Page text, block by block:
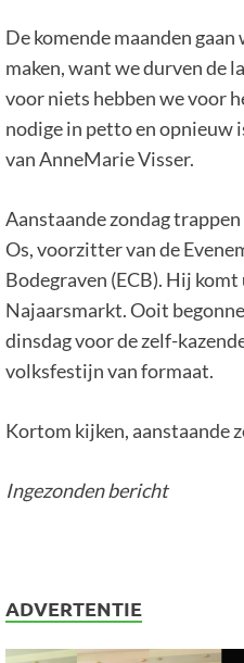
De komende maanden
maken, want we durven de
voor niets hebben we voor
nodige in petto en opnieuw
van AnneMarie Visser.
Aanstaande zondag
Os, voorzitter van de
Bodegraven (ECB). Hij
Najaarsmarkt. Ooit
dinsdag voor de zelf-
volksfestijn van formaat.
Kortom kijken, aanstaande
Ingezonden bericht
ADVERTENTIE